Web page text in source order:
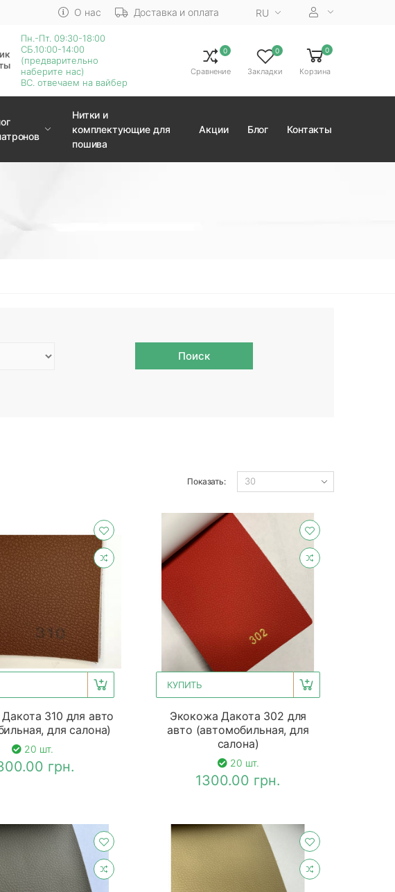
О нас Доставка и оплата RU
Пн.-Пт. 09:30-18:00
СБ.10:00-14:00
(предварительно
наберите нас)
ВС. отвечаем на вайбер
0
Сравнение
0
Закладки
0
Корзина
Нитки и
комплектующие для
пошива
Акции Блог Контакты
Поиск
Показать:
310 для авто
для салона)
20 шт.
грн.
КУПИТЬ
Экокожа Дакота 302 для
авто (автомобильная, для
салона)
20 шт.
1300.00 грн.